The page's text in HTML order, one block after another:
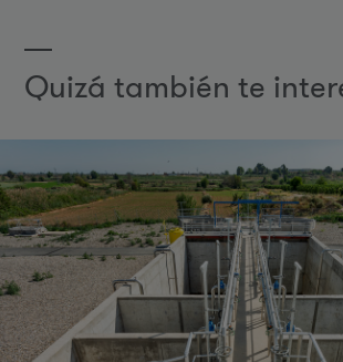
Quizá también te